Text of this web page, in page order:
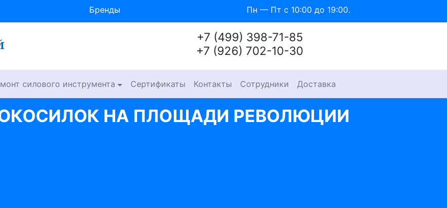
Бренды Пн — Пт с 10:00 до 19:00.
+7 (499) 398-71-85
+7 (926) 702-10-30
силового инструмента Сертификаты Контакты Сотрудники Доставка
НА ПЛОЩАДИ РЕВОЛЮЦИИ